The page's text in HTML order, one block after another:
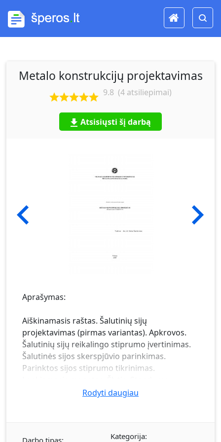
Metalo konstrukcijų projektavimas
9.8 (4 atsiliepimai)
Atsisiųsti šį darbą
Aprašymas:
Aiškinamasis raštas. Šalutinių sijų
projektavimas (pirmas variantas). Apkrovos.
Šalutinių sijų reikalingo stiprumo įvertinimas.
Šalutinės sijos skerspjūvio parinkimas.
Parinktos sijos stiprumo tikrinimas.
sąlygos tikrinimas (tinkamumo ribinis būvis).
Šalutinės sijos skerspjūvio parinkimas.
Rodyti daugiau
Kategorija: